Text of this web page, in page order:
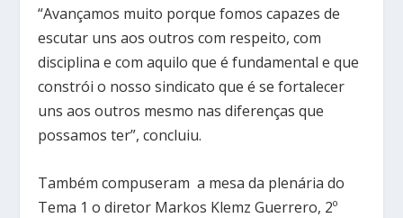
“Avançamos muito porque fomos capazes de
escutar uns aos outros com respeito, com
disciplina e com aquilo que é fundamental e que
constrói o nosso sindicato que é se fortalecer
uns aos outros mesmo nas diferenças que
possamos ter”, concluiu.
Também compuseram a mesa da plenária do
Tema 1 o diretor Markos Klemz Guerrero, 2º